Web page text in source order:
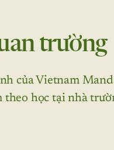
trường
của Vietnam
theo học tại nhà